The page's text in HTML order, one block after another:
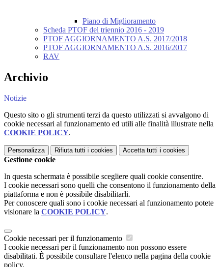
Piano di Miglioramento
Scheda PTOF del triennio 2016 - 2019
PTOF AGGIORNAMENTO A.S. 2017/2018
PTOF AGGIORNAMENTO A.S. 2016/2017
RAV
Archivio
Notizie
Questo sito o gli strumenti terzi da questo utilizzati si avvalgono di
cookie necessari al funzionamento ed utili alle finalità illustrate nella
COOKIE POLICY.
Personalizza Rifiuta tutti i cookies Accetta tutti i cookies
Gestione cookie
In questa schermata è possibile scegliere quali cookie consentire.
I cookie necessari sono quelli che consentono il funzionamento della
piattaforma e non è possibile disabilitarli.
Per conoscere quali sono i cookie necessari al funzionamento potete
visionare la COOKIE POLICY.
Cookie necessari per il funzionamento
I cookie necessari per il funzionamento non possono essere
disabilitati. È possibile consultare l'elenco nella pagina della cookie
policy.